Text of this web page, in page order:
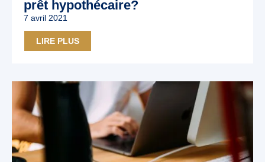
prêt hypothécaire?
7 avril 2021
LIRE PLUS